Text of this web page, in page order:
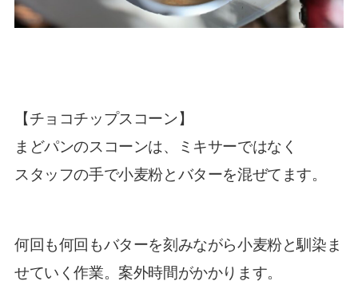
【チョコチップスコーン】
まどパンのスコーンは、ミキサーではなく
スタッフの手で小麦粉とバターを混ぜてます。
何回も何回もバターを刻みながら小麦粉と馴染ま
せていく作業。案外時間がかかります。